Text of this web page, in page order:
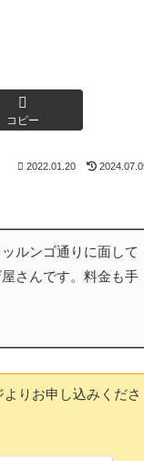
コピー
2022.01.20
ルンゴ通りに面して
さんです。料金も手
りお申し込みくださ